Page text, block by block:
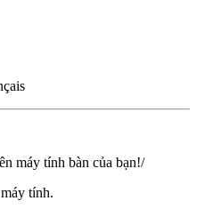
máy tính bàn của bạn!/
tính.